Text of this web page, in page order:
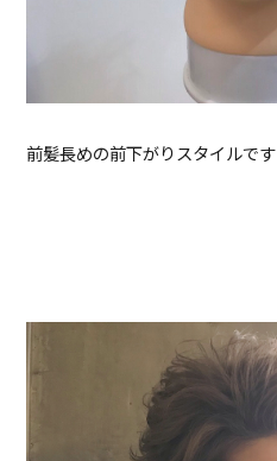
前髪長めの前下がりスタイルです